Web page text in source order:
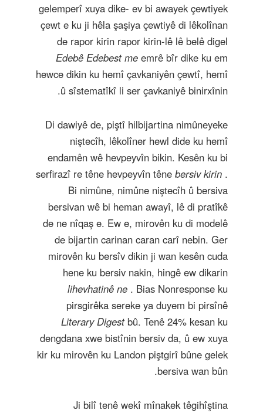
gelemperî xuya dike- ev bi awayek çewtiyek
çewt e ku ji hêla şaşiya çewtiyê di lêkolînan
de rapor kirin rapor kirin-lê lê belê digel
Edebê Edebest me emrê bîr dike ku em
hewce dikin ku hemî çavkaniyên çewtî, hemî
û sîstematîkî li ser çavkaniyê binirxînin.
Di dawiyê de, piştî hilbijartina nimûneyeke
niştecîh, lêkolîner hewl dide ku hemî
endamên wê hevpeyvîn bikin. Kesên ku bi
serfirazî re têne hevpeyvîn têne bersiv kirin .
Bi nimûne, nimûne niştecîh û bersiva
bersivan wê bi heman awayî, lê di pratîkê
de ne nîqaş e. Ew e, mirovên ku di modelê
de bijartin carinan caran carî nebin. Ger
mirovên ku bersîv dikin ji wan kesên cuda
hene ku bersiv nakin, hingê ew dikarin
lihevhatinê ne . Bias Nonresponse ku
pirsgirêka sereke ya duyem bi pirsînê
Literary Digestbû. Tenê 24% kesan ku
dengdana xwe bistînin bersiv da, û ew xuya
kir ku mirovên ku Landon piştgirî bûne gelek
bersiva wan bûn.
Ji bilî tenê wekî mînakek têgihîştina